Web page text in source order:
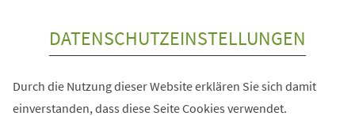
DATENSCHUTZEINSTELLUNGEN
Durch die Nutzung dieser Website erklären Sie sich damit
einverstanden, dass diese Seite Cookies verwendet.